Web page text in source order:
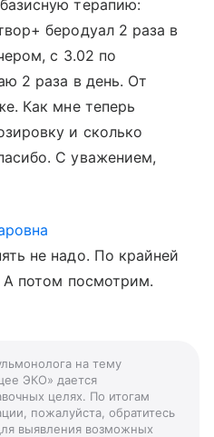
терапию:
беродуал 2 раза в
с 3.02 по
2 раза в день. От
Как мне теперь
и сколько
С уважением,
не надо. По крайней
А потом посмотрим.
на тему
ЭКО» дается
целях. По итогам
пожалуйста, обратитесь
выявления возможных